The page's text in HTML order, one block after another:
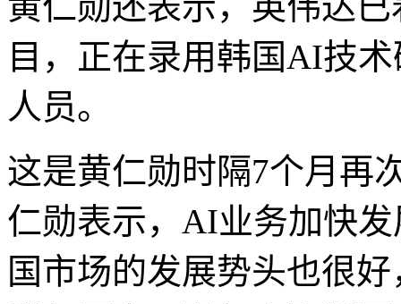
目，正在录用韩国AI技
人员。
这是黄仁勋时隔7个月再
仁勋表示，AI业务加快
国市场的发展势头也很